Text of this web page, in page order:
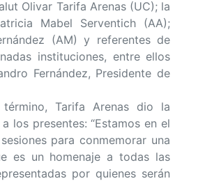
Olivar Tarifa Arenas (UC); la
Mabel Serventich (AA);
(AM) y referentes de
instituciones, entre ellos
Fernández, Presidente de
Tarifa Arenas dio la
los presentes: “Estamos en el
para conmemorar una
es un homenaje a todas las
por quienes serán